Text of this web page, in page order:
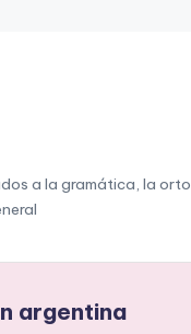
a la gramática, la
argentina